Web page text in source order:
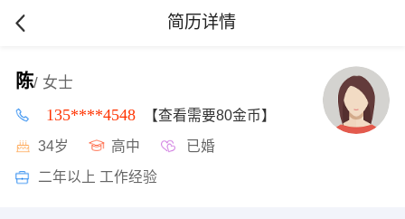
简历详情
陈/ 女士
135****4548 【查看需要80金币】
34岁 高中 已婚
二年以上 工作经验